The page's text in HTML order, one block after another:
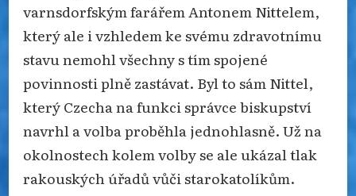
varnsdorfským farářem Antonem Nittelem,
který ale i vzhledem ke svému zdravotnímu
stavu nemohl všechny s tím spojené
povinnosti plně zastávat. Byl to sám Nittel,
který Czecha na funkci správce biskupství
navrhl a volba proběhla jednohlasně. Už na
okolnostech kolem volby se ale ukázal tlak
rakouských úřadů vůči starokatolíkům.